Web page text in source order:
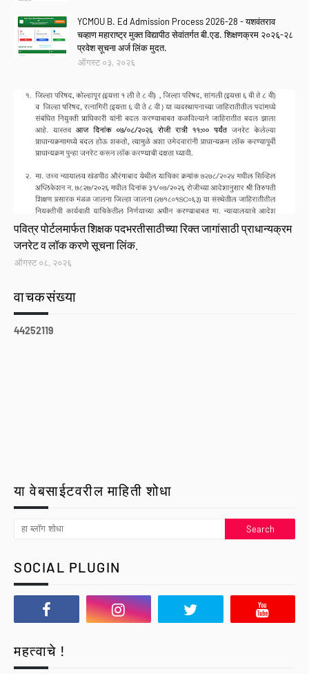
YCMOU B. Ed Admission Process 2026-28 - यशवंतराव
चव्हाण महाराष्ट्र मुक्त विद्यापीठ सेवांतर्गत बी.एड. शिक्षणक्रम २०२६-२८
प्रवेश सूचना अर्ज लिंक मुदत.
ऑगस्ट ०३, २०२६
पवित्र पोर्टलमार्फत शिक्षक पदभरतीसाठीच्या रिक्त जागांसाठी प्राधान्यक्रम
जनरेट व लॉक करणे सूचना लिंक.
ऑगस्ट ०८, २०२६
वाचकसंख्या
44252119
या वेबसाईटवरील माहिती शोधा
SOCIAL PLUGIN
महत्वाचे !